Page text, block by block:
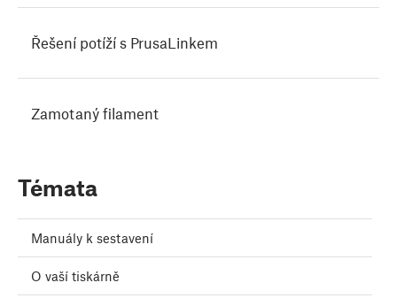
Řešení potíží s PrusaLinkem
Zamotaný filament
Témata
Manuály k sestavení
O vaší tiskárně